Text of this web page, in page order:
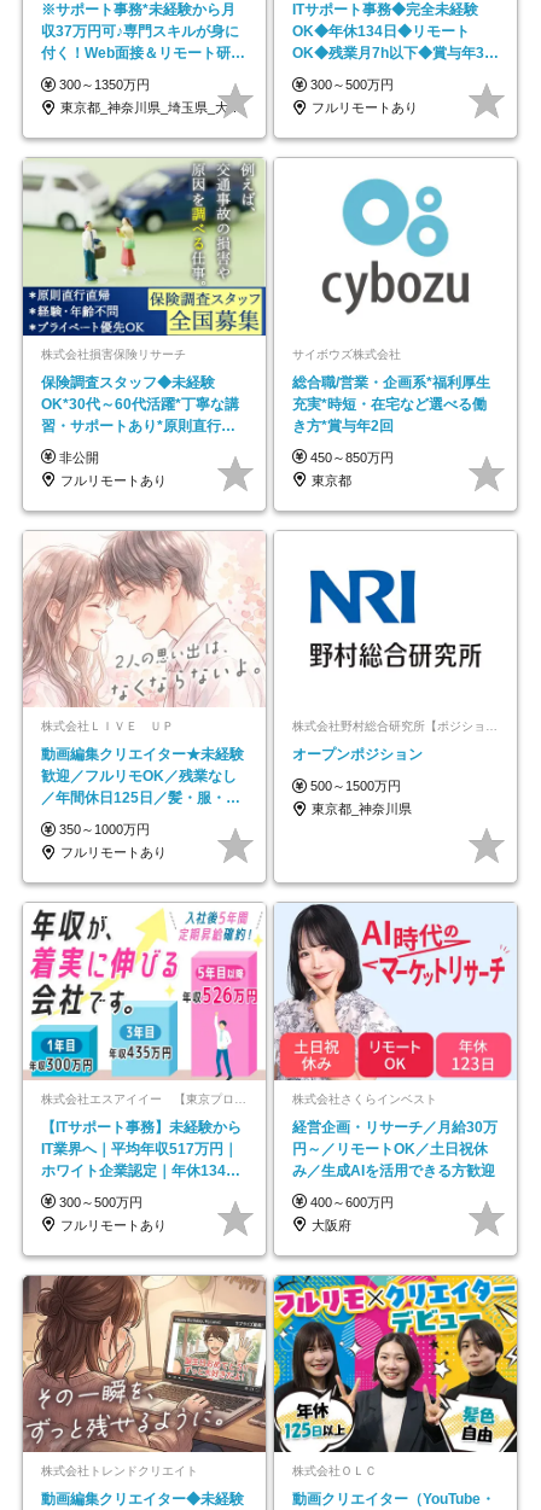
※サポート事務*未経験から月
収37万円可♪専門スキルが身に
付く！Web面接＆リモート研修
も充実♪/a
300～1350万円
東京都_神奈川県_埼玉県_大阪府_愛知県…
ITサポート事務◆完全未経験
OK◆年休134日◆リモート
OK◆残業月7h以下◆賞与年3回
◆5年目まで必ず昇給
300～500万円
フルリモートあり
株式会社損害保険リサーチ
保険調査スタッフ◆未経験
OK*30代～60代活躍*丁寧な講
習・サポートあり*原則直行直
帰／全国募集・業務委託
非公開
フルリモートあり
サイボウズ株式会社
総合職/営業・企画系*福利厚生
充実*時短・在宅など選べる働
き方*賞与年2回
450～850万円
東京都
株式会社ＬＩＶＥ ＵＰ
動画編集クリエイター★未経験
歓迎／フルリモOK／残業なし
／年間休日125日／髪・服・ネ
イル自由／研修充実で安心
350～1000万円
フルリモートあり
オープンポジション
500～1500万円
東京都_神奈川県
【ITサポート事務】未経験から
IT業界へ｜平均年収517万円｜
ホワイト企業認定｜年休134日
｜リモートOK
300～500万円
フルリモートあり
株式会社さくらインベスト
経営企画・リサーチ／月給30万
円～／リモートOK／土日祝休
み／生成AIを活用できる方歓迎
400～600万円
大阪府
株式会社トレンドクリエイト
動画編集クリエイター◆未経験
株式会社ＯＬＣ
動画クリエイター（YouTube・